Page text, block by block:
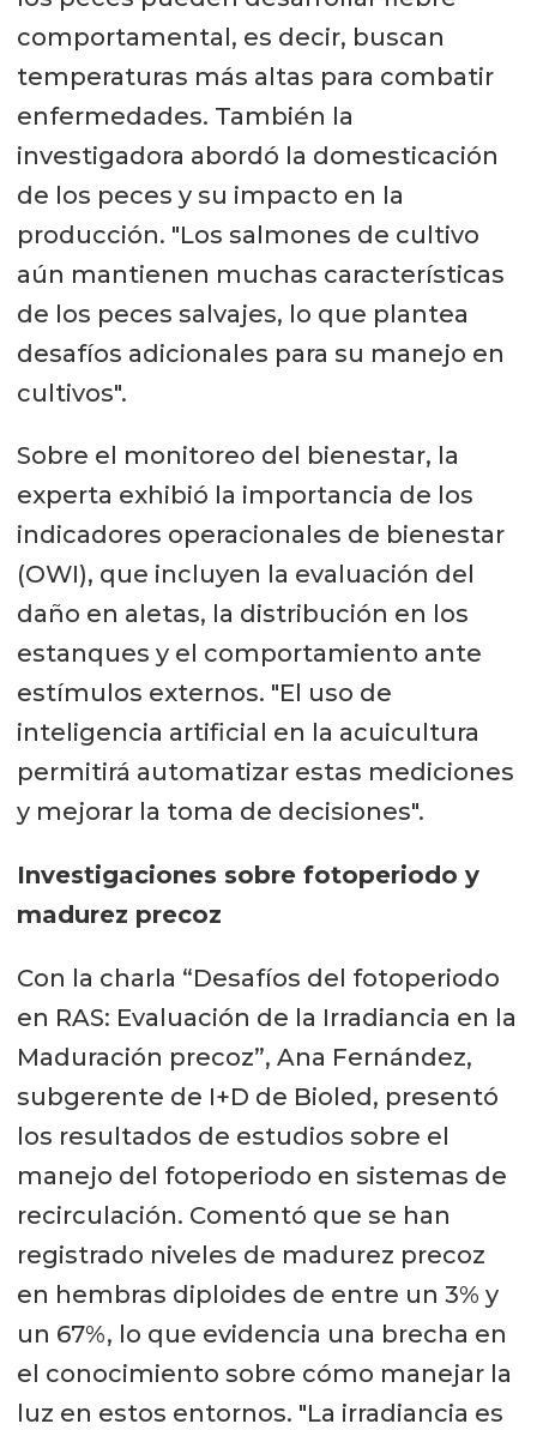
comportamental, es decir, buscan
temperaturas más altas para combatir
enfermedades. También la
investigadora abordó la domesticación
de los peces y su impacto en la
producción. "Los salmones de cultivo
aún mantienen muchas características
de los peces salvajes, lo que plantea
desafíos adicionales para su manejo en
cultivos".
Sobre el monitoreo del bienestar, la
experta exhibió la importancia de los
indicadores operacionales de bienestar
(OWI), que incluyen la evaluación del
daño en aletas, la distribución en los
estanques y el comportamiento ante
estímulos externos. "El uso de
inteligencia artificial en la acuicultura
permitirá automatizar estas mediciones
y mejorar la toma de decisiones".
Investigaciones sobre fotoperiodo y
madurez precoz
Con la charla “Desafíos del fotoperiodo
en RAS: Evaluación de la Irradiancia en la
Maduración precoz”, Ana Fernández,
subgerente de I+D de Bioled, presentó
los resultados de estudios sobre el
manejo del fotoperiodo en sistemas de
recirculación. Comentó que se han
registrado niveles de madurez precoz
en hembras diploides de entre un 3% y
un 67%, lo que evidencia una brecha en
el conocimiento sobre cómo manejar la
luz en estos entornos. "La irradiancia es